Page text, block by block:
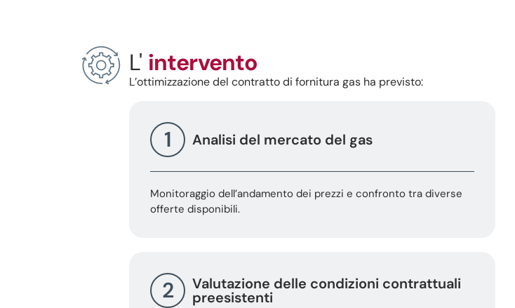
L' intervento
L’ottimizzazione del contratto di fornitura gas ha previsto:
1 Analisi del mercato del gas
Monitoraggio dell’andamento dei prezzi e confronto tra diverse
offerte disponibili.
2 Valutazione delle condizioni contrattuali
preesistenti